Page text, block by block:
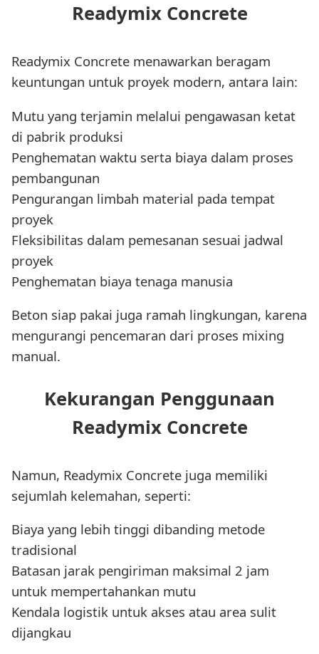
Readymix Concrete
Readymix Concrete menawarkan beragam
keuntungan untuk proyek modern, antara lain:
Mutu yang terjamin melalui pengawasan ketat
di pabrik produksi
Penghematan waktu serta biaya dalam proses
pembangunan
Pengurangan limbah material pada tempat
proyek
Fleksibilitas dalam pemesanan sesuai jadwal
proyek
Penghematan biaya tenaga manusia
Beton siap pakai juga ramah lingkungan, karena
mengurangi pencemaran dari proses mixing
manual.
Kekurangan Penggunaan
Readymix Concrete
Namun, Readymix Concrete juga memiliki
sejumlah kelemahan, seperti:
Biaya yang lebih tinggi dibanding metode
tradisional
Batasan jarak pengiriman maksimal 2 jam
untuk mempertahankan mutu
Kendala logistik untuk akses atau area sulit
dijangkau